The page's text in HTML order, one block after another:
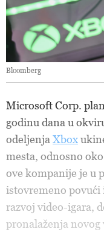
Bloomberg
Microsoft Corp.
godinu dana u
odeljenja Xbox
mesta, odnosno
ove kompanije je u
istovremeno povući
razvoj video-igara,
pronalaženja novog